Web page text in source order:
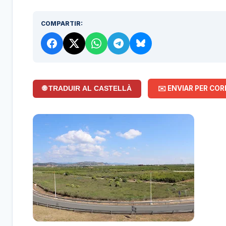
COMPARTIR:
🌐 TRADUIR AL CASTELLÀ ✉️ ENVIAR PER